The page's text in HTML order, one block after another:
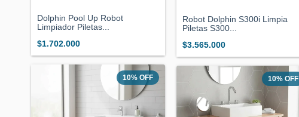
Dolphin Pool Up Robot
Limpiador Piletas...
$1.702.000
Robot Dolphin S300i Limpia
Piletas S300...
$3.565.000
10% OFF 10% OFF